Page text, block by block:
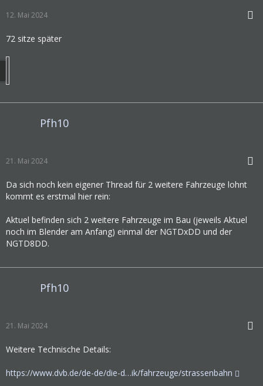
12. Mai 2024
72 sitze später
Pfh10
21. Mai 2024
Da sich noch kein eigener Thread für 2 weitere Fahrzeuge lohnt
kommt es erstmal hier rein:
Aktuel befinden sich 2 weitere Fahrzeuge im Bau (jeweils Aktuel
noch im Blender am Anfang) einmal der NGTDxDD und der
NGTD8DD.
Pfh10
21. Mai 2024
Weitere Technische Details:
https://www.dvb.de/de-de/die-d…ik/fahrzeuge/strassenbahn